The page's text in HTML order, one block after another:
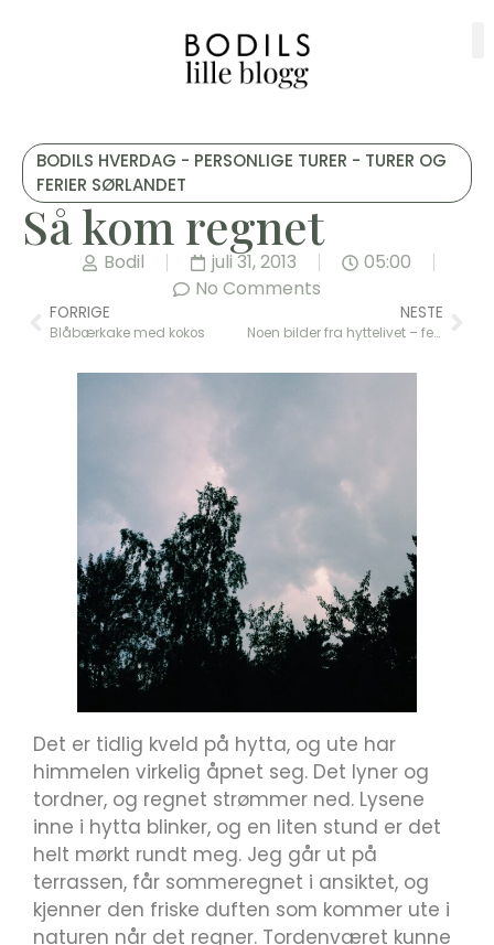
BODILS HVERDAG - PERSONLIGE TURER - TURER OG
FERIER SØRLANDET
Så kom regnet
Bodil juli 31, 2013
05:00
No Comments
FORRIGE
Blåbærkake med kokos
NESTE
Noen bilder fra hyttelivet – ferie på Sørlandet 2013
Det er tidlig kveld på hytta, og ute har
himmelen virkelig åpnet seg. Det lyner og
tordner, og regnet strømmer ned. Lysene
inne i hytta blinker, og en liten stund er det
helt mørkt rundt meg. Jeg går ut på
terrassen, får sommeregnet i ansiktet, og
kjenner den friske duften som kommer ute i
naturen når det regner. Tordenværet kunne